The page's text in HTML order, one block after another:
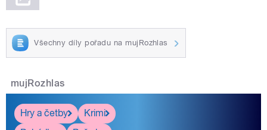
Všechny díly pořadu na mujRozhlas
mujRozhlas
Hry a četby
Krimi